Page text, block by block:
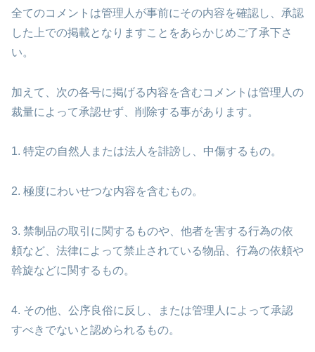
全てのコメントは管理人が事前にその内容を確認し、承認
した上での掲載となりますことをあらかじめご了承下さ
い。
加えて、次の各号に掲げる内容を含むコメントは管理人の
裁量によって承認せず、削除する事があります。
1. 特定の自然人または法人を誹謗し、中傷するもの。
2. 極度にわいせつな内容を含むもの。
3. 禁制品の取引に関するものや、他者を害する行為の依
頼など、法律によって禁止されている物品、行為の依頼や
斡旋などに関するもの。
4. その他、公序良俗に反し、または管理人によって承認
すべきでないと認められるもの。